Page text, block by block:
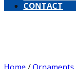
CONTACT